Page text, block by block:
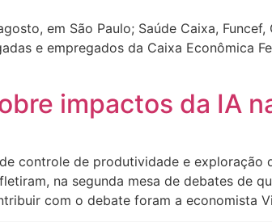
em São Paulo; Saúde Caixa,
e empregados da Caixa Econômica
impactos da IA
controle de produtividade e exploração
na segunda mesa de debates de
com o debate foram a economista